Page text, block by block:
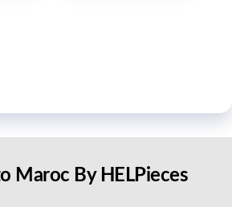
Maroc By HELPieces